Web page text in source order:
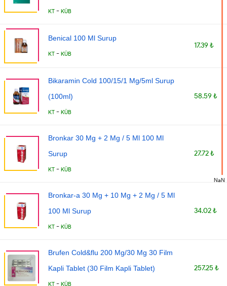
KT - KÜB
Benical 100 Ml Surup
KT - KÜB
17.39 ₺
Bikaramin Cold 100/15/1 Mg/5ml Surup
(100ml)
KT - KÜB
58.59 ₺
Bronkar 30 Mg + 2 Mg / 5 Ml 100 Ml
Surup
KT - KÜB
27.72 ₺
Bronkar-a 30 Mg + 10 Mg + 2 Mg / 5 Ml
100 Ml Surup
KT - KÜB
34.02 ₺
Brufen Cold&flu 200 Mg/30 Mg 30 Film
Kapli Tablet (30 Film Kapli Tablet)
KT - KÜB
257.25 ₺
NaN